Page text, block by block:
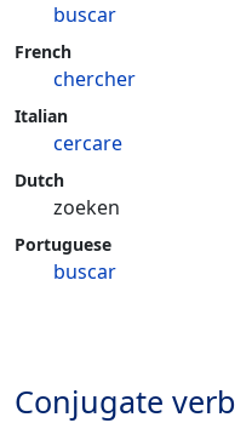
buscar
French
chercher
Italian
cercare
Dutch
zoeken
Portuguese
buscar
Conjugate verb